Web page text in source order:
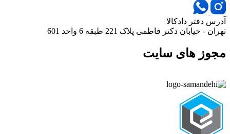
آدرس دفتر دادکالا
تهران - خیابان دکتر فاطمی پلاک 221 طبقه 6 واحد 601
مجوز های سایت